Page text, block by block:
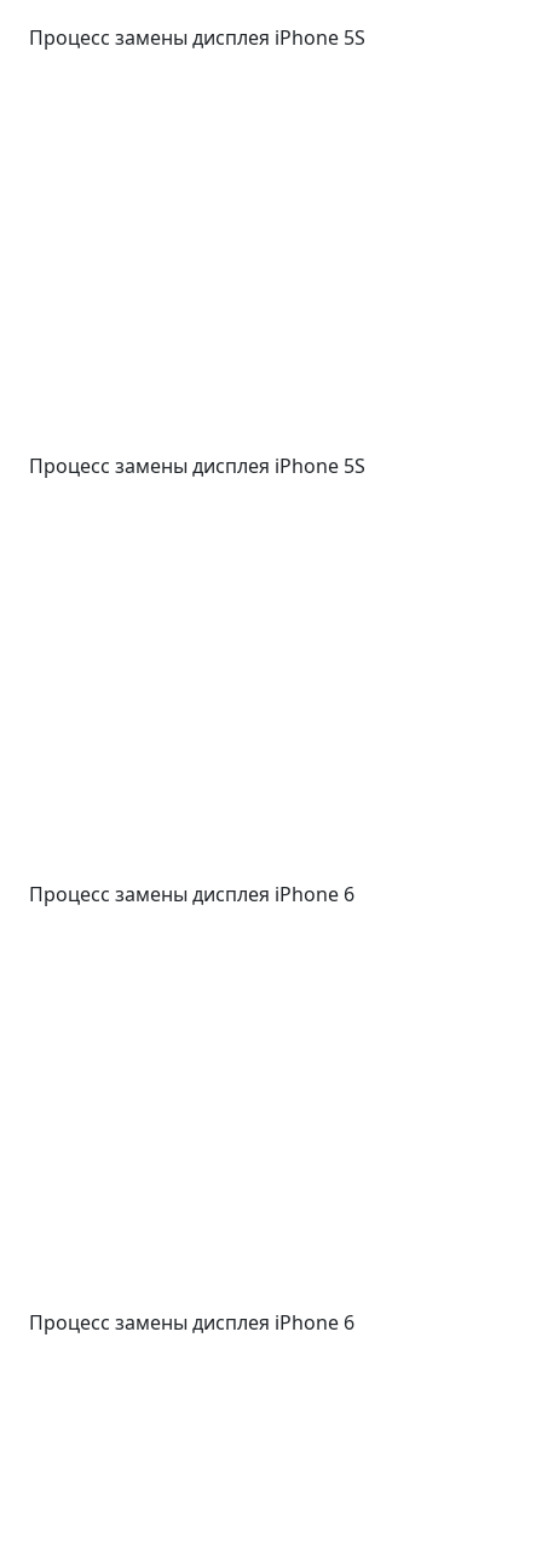
Процесс замены дисплея iPhone 5S
Процесс замены дисплея iPhone 5S
Процесс замены дисплея iPhone 6
Процесс замены дисплея iPhone 6